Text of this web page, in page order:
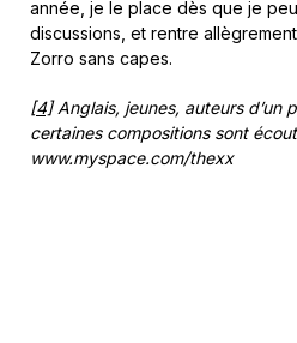
année, je le place dès que je
discussions, et rentre
Zorro sans capes.
[4]Anglais, jeunes, auteurs d’un
certaines compositions sont
www.myspace.com/thexx